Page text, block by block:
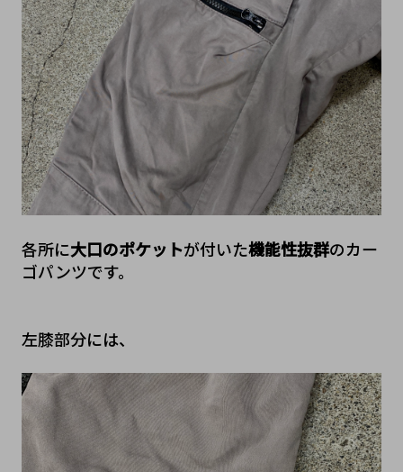
各所に大口のポケットが付いた機能性抜群のカー
左膝部分には、